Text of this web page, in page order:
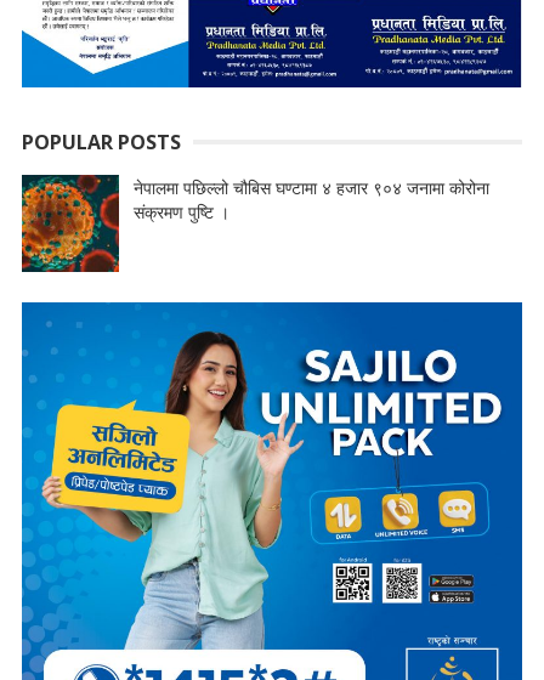
POPULAR POSTS
नेपालमा पछिल्लो चौबिस घण्टामा ४ हजार ९०४ जनामा कोरोना
संक्रमण पुष्टि ।